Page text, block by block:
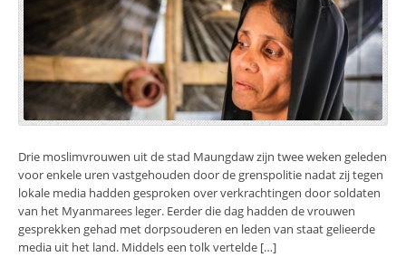
Drie moslimvrouwen uit de stad Maungdaw zijn twee weken geleden
voor enkele uren vastgehouden door de grenspolitie nadat zij tegen
lokale media hadden gesproken over verkrachtingen door soldaten
van het Myanmarees leger. Eerder die dag hadden de vrouwen
gesprekken gehad met dorpsouderen en leden van staat gelieerde
media uit het land. Middels een tolk vertelde […]